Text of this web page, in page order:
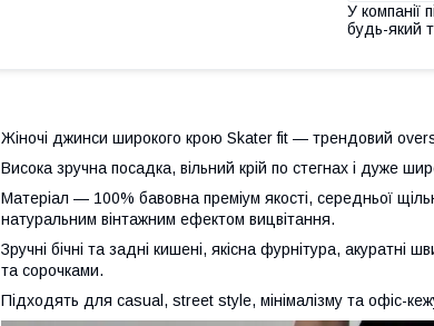
У компанії
будь-який
Жіночі джинси широкого крою Skater fit — трендовий
Висока зручна посадка, вільний крій по стегнах і дуже
Матеріал — 100% бавовна преміум якості, середньої
натуральним вінтажним ефектом вицвітання.
Зручні бічні та задні кишені, якісна фурнітура,
та сорочками.
Підходять для casual, street style, мінімалізму та офіс-